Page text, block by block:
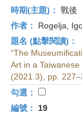
時期(主題)： 戰後
作者：
Rogelja,
題名 (點擊閱讀)：
“The
Art in a
(2021.3), pp.
勾選：
編號：
19